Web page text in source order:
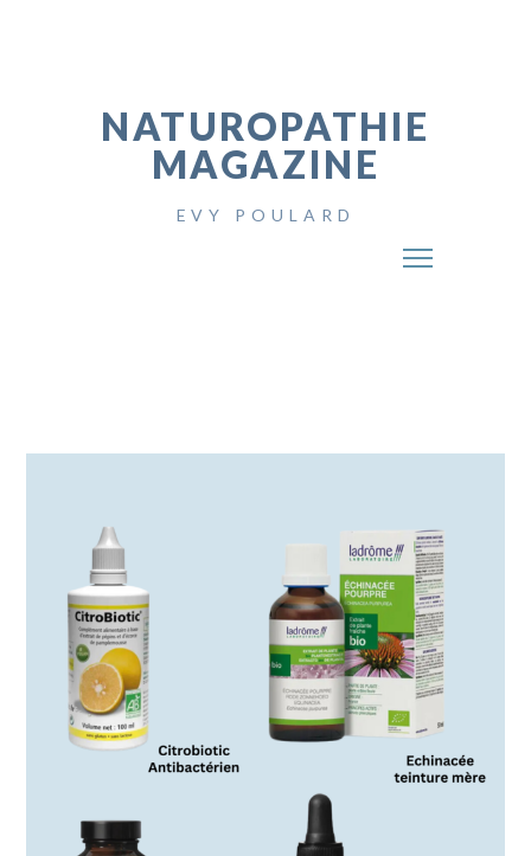
NATUROPATHIE
MAGAZINE
EVY POULARD